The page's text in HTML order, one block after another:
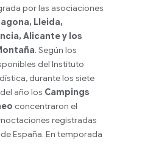
por las asociaciones
Lleida,
Alicante y los
. Según los
del Instituto
durante los siete
año los Campings
concentraron el
registradas
España. En temporada